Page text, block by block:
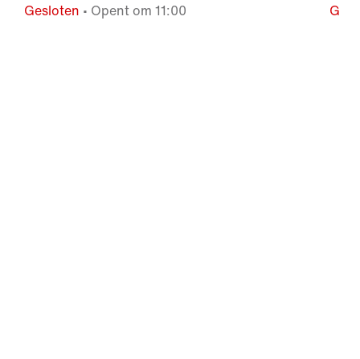
Gesloten • Opent om 11:00